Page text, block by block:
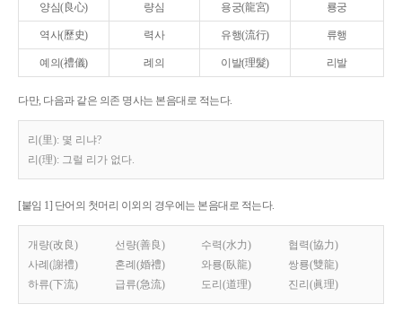
양심(良心) 량심 용궁(龍宮) 룡궁
역사(歷史) 력사 유행(流行) 류행
예의(禮儀) 례의 이발(理髮) 리발
다만, 다음과 같은 의존 명사는 본음대로 적는다.
리(里): 몇 리냐?
리(理): 그럴 리가 없다.
[붙임 1] 단어의 첫머리 이외의 경우에는 본음대로 적는다.
개량(改良) 선량(善良) 수력(水力)
협력(協力)
사례(謝禮)
혼례(婚禮) 와룡(臥龍)
쌍룡(雙龍)
하류(下流)
급류(急流) 도리(道理) 진리(眞理)